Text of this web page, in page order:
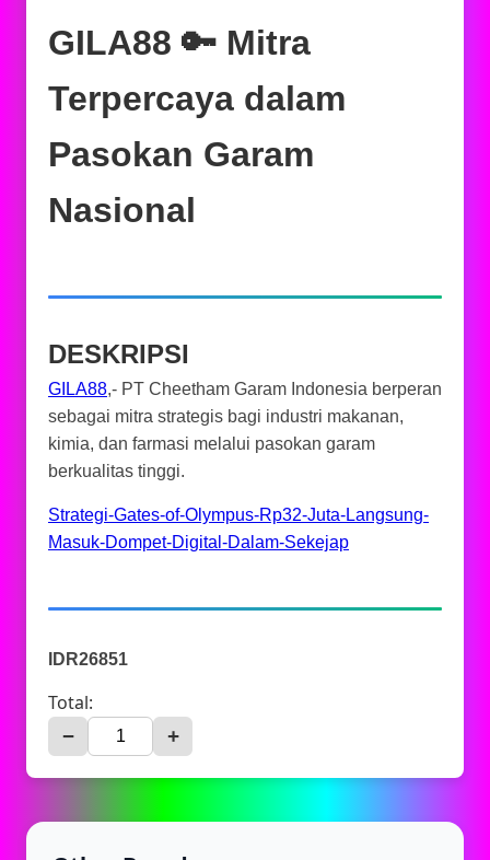
GILA88 🔑 Mitra
Terpercaya dalam
Pasokan Garam
Nasional
DESKRIPSI
GILA88,- PT Cheetham Garam Indonesia berperan
sebagai mitra strategis bagi industri makanan,
kimia, dan farmasi melalui pasokan garam
berkualitas tinggi.
Strategi-Gates-of-Olympus-Rp32-Juta-Langsung-
Masuk-Dompet-Digital-Dalam-Sekejap
IDR26851
Total:
− +